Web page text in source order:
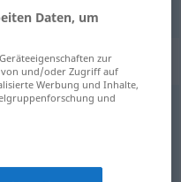
,Problem,
Daten, um
zur
und/oder Zugriff auf
Werbung und Inhalte,
und